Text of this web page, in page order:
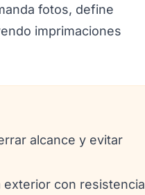
fotos, define
imprimaciones
alcance y evitar
con resistencia